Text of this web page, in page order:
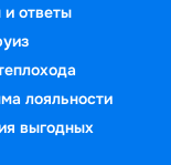
ответы
лояльности
выгодных